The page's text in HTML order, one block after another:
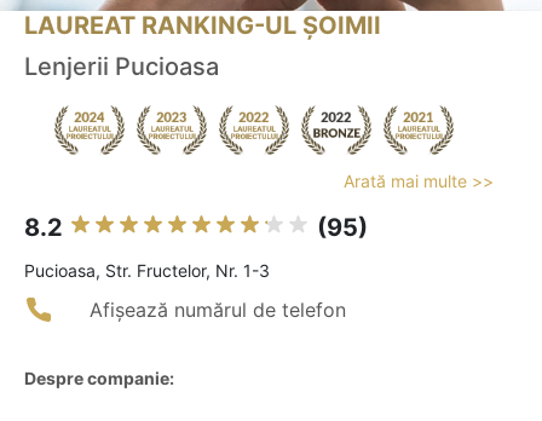
LAUREAT RANKING-UL ȘOIMII
Lenjerii Pucioasa
Arată mai multe >>
8.2 (95)
Pucioasa, Str. Fructelor, Nr. 1-3
Afișează numărul de telefon
Despre companie: